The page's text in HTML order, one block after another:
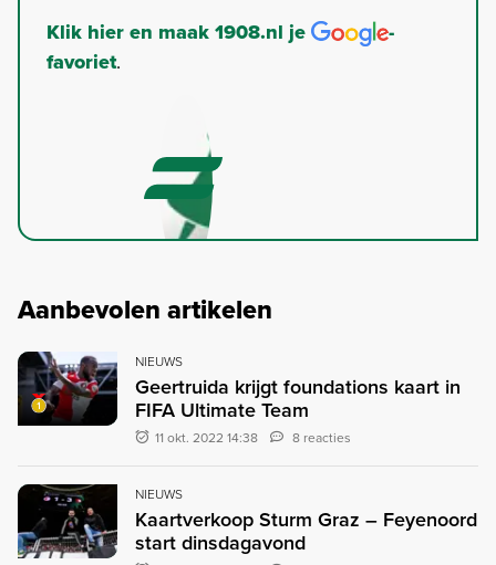
Klik hier en maak 1908.nl je
-
favoriet.
Aanbevolen artikelen
NIEUWS
Geertruida krijgt foundations kaart in
FIFA Ultimate Team
11 okt. 2022 14:38 8 reacties
NIEUWS
Kaartverkoop Sturm Graz – Feyenoord
start dinsdagavond